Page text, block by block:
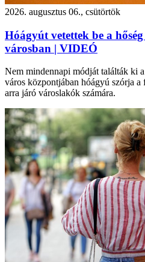
2026. augusztus 06., csütörtök
Hóágyút vetettek be a
városban | VIDEÓ
Nem mindennapi módját találták ki
város központjában hóágyú szórja a
arra járó városlakók számára.